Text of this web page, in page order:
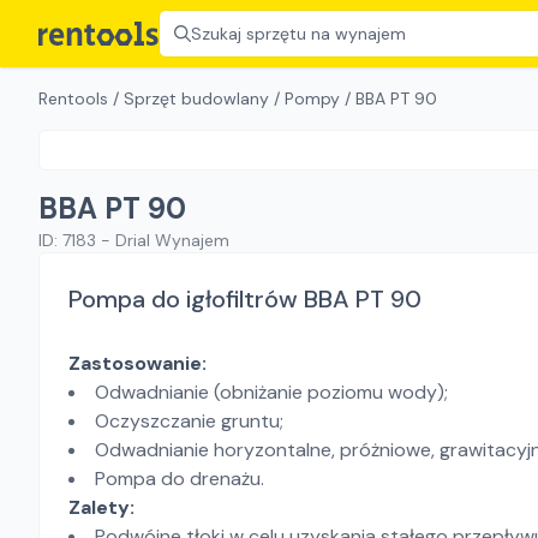
Szukaj sprzętu na wynajem
Rentools / Sprzęt budowlany / Pompy / BBA PT 90
BBA PT 90
ID: 7183 - Drial Wynajem
Pompa do igłofiltrów BBA PT 90
Zastosowanie:
Odwadnianie (obniżanie poziomu wody);
Oczyszczanie gruntu;
Odwadnianie horyzontalne, próżniowe,
Pompa do drenażu.
Zalety: